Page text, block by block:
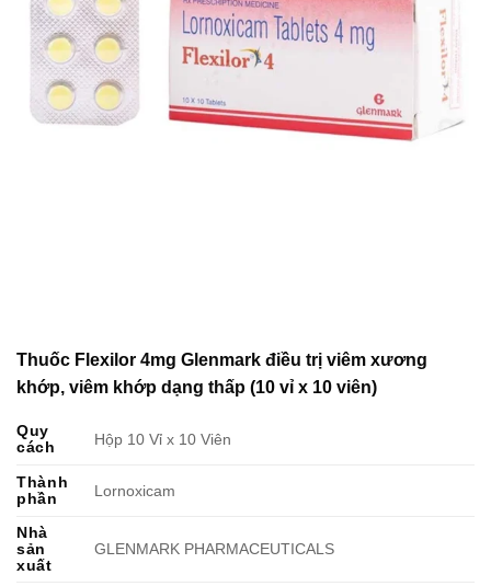
Thuốc Flexilor 4mg Glenmark điều trị viêm xương
khớp, viêm khớp dạng thấp (10 vỉ x 10 viên)
Quy
cách
Hộp 10 Vỉ x 10 Viên
Thành
phần
Lornoxicam
Nhà
sản
xuất
GLENMARK PHARMACEUTICALS